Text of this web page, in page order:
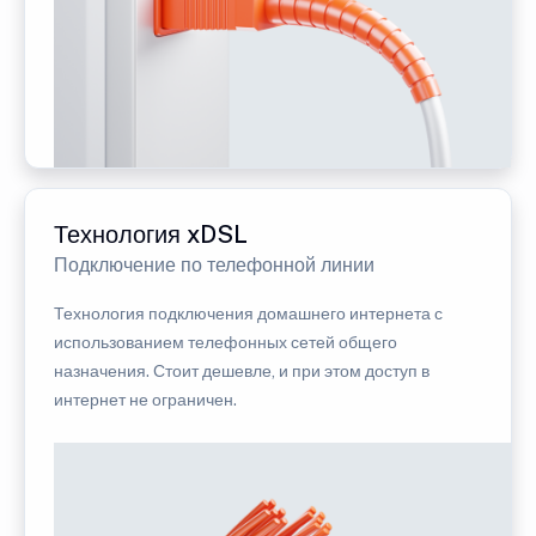
Технология xDSL
Подключение по телефонной линии
Технология подключения домашнего интернета с
использованием телефонных сетей общего
назначения. Стоит дешевле, и при этом доступ в
интернет не ограничен.